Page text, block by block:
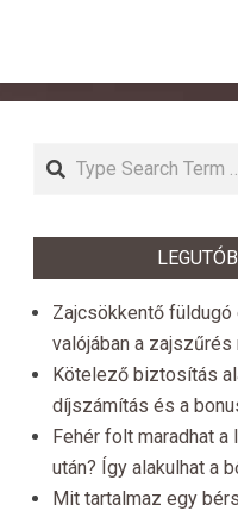
Search
Zajcsökkentő füldugó
valójában a zajszűrés
Kötelező biztosítás
díjszámítás és a
Fehér folt maradhat
után? Így alakulhat a
Mit tartalmaz egy